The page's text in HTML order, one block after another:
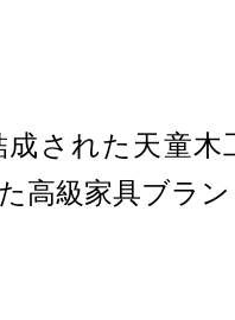
成された天童木
高級家具ブラ